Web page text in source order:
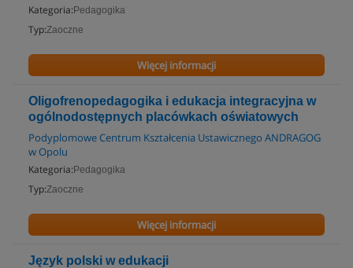
Kategoria: Pedagogika
Typ:Zaoczne
Więcej informacji
Oligofrenopedagogika i edukacja integracyjna w
ogólnodostępnych placówkach oświatowych
Podyplomowe Centrum Kształcenia Ustawicznego ANDRAGOG
w Opolu
Kategoria: Pedagogika
Typ:Zaoczne
Więcej informacji
Język polski w edukacji